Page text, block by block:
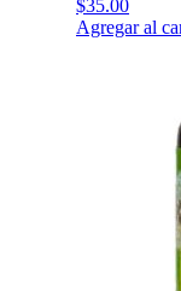
$35.00
Agregar al